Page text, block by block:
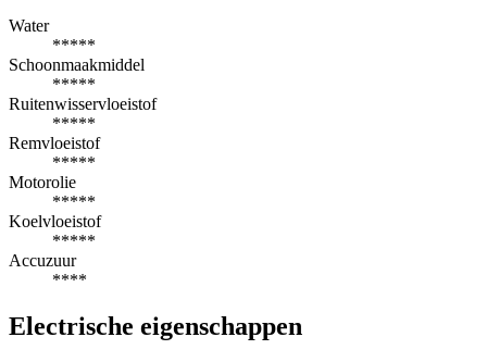
Water
*****
Schoonmaakmiddel
*****
Ruitenwisservloeistof
*****
Remvloeistof
*****
Motorolie
*****
Koelvloeistof
*****
Accuzuur
****
Electrische eigenschappen